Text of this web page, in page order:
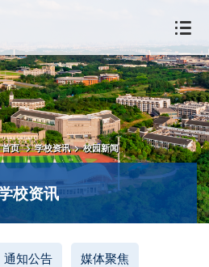
首页 > 学校资讯 > 校园新闻
校资讯
通知公告 媒体聚焦